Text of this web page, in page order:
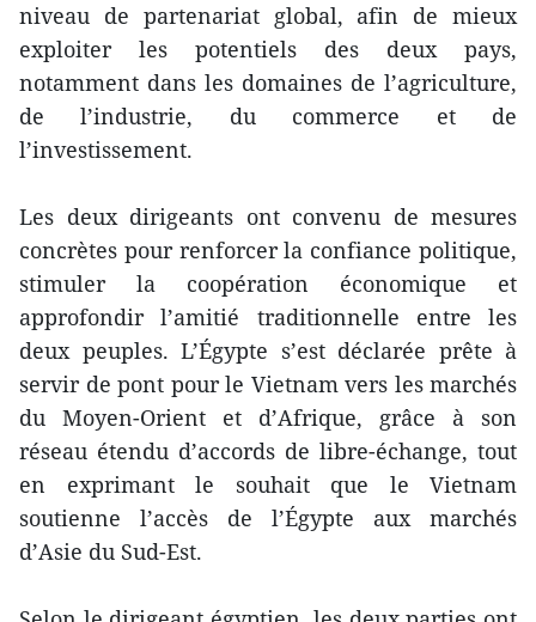
niveau de partenariat global, afin de mieux
exploiter les potentiels des deux pays,
notamment dans les domaines de l’agriculture,
de l’industrie, du commerce et de
l’investissement.
Les deux dirigeants ont convenu de mesures
concrètes pour renforcer la confiance politique,
stimuler la coopération économique et
approfondir l’amitié traditionnelle entre les
deux peuples. L’Égypte s’est déclarée prête à
servir de pont pour le Vietnam vers les marchés
du Moyen-Orient et d’Afrique, grâce à son
réseau étendu d’accords de libre-échange, tout
en exprimant le souhait que le Vietnam
soutienne l’accès de l’Égypte aux marchés
d’Asie du Sud-Est.